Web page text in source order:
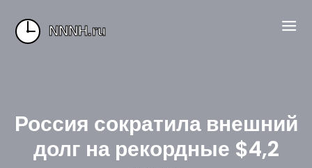
Россия сократила внешний
долг на рекордные $4,2